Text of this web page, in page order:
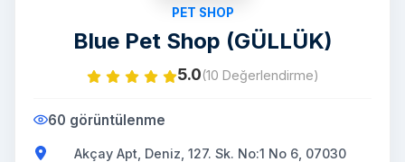
PET SHOP
Blue Pet Shop (GÜLLÜK)
5.0(10 Değerlendirme)
60 görüntülenme
Akçay Apt, Deniz, 127. Sk. No:1 No 6, 07030